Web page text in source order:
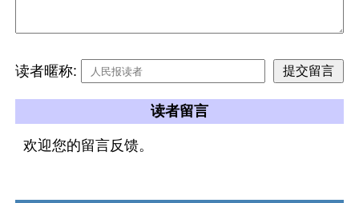
读者暱称:
读者留言
欢迎您的留言反馈。